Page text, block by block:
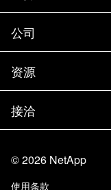
联系销售部门
寻找合作伙伴
试用产品
贵宾体验中心
产品 A-Z
支持
训练
文档中心
知识库
社区
公司
公司
合作伙伴
招聘
信任中心
资源
新闻中心
活动
博客
客户体验
接洽
站点反馈
©2026 NetApp
使用条款